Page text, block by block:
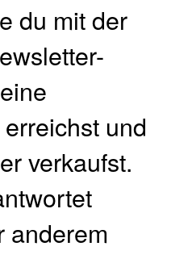
du mit der
und
verkaufst.
anderem